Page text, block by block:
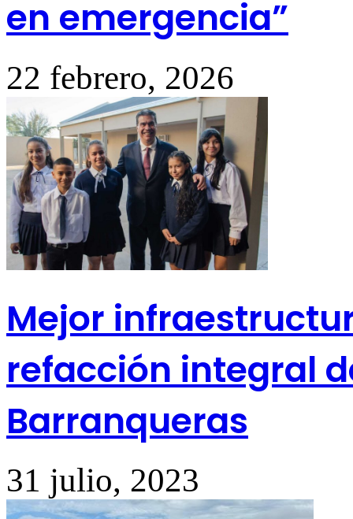
en emergencia”
22 febrero, 2026
Mejor
refacción integral
Barranqueras
31 julio, 2023